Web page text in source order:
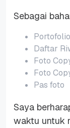
Sebagai
Portofolio
Daftar
Foto
Foto
Pas foto
Saya
waktu untuk